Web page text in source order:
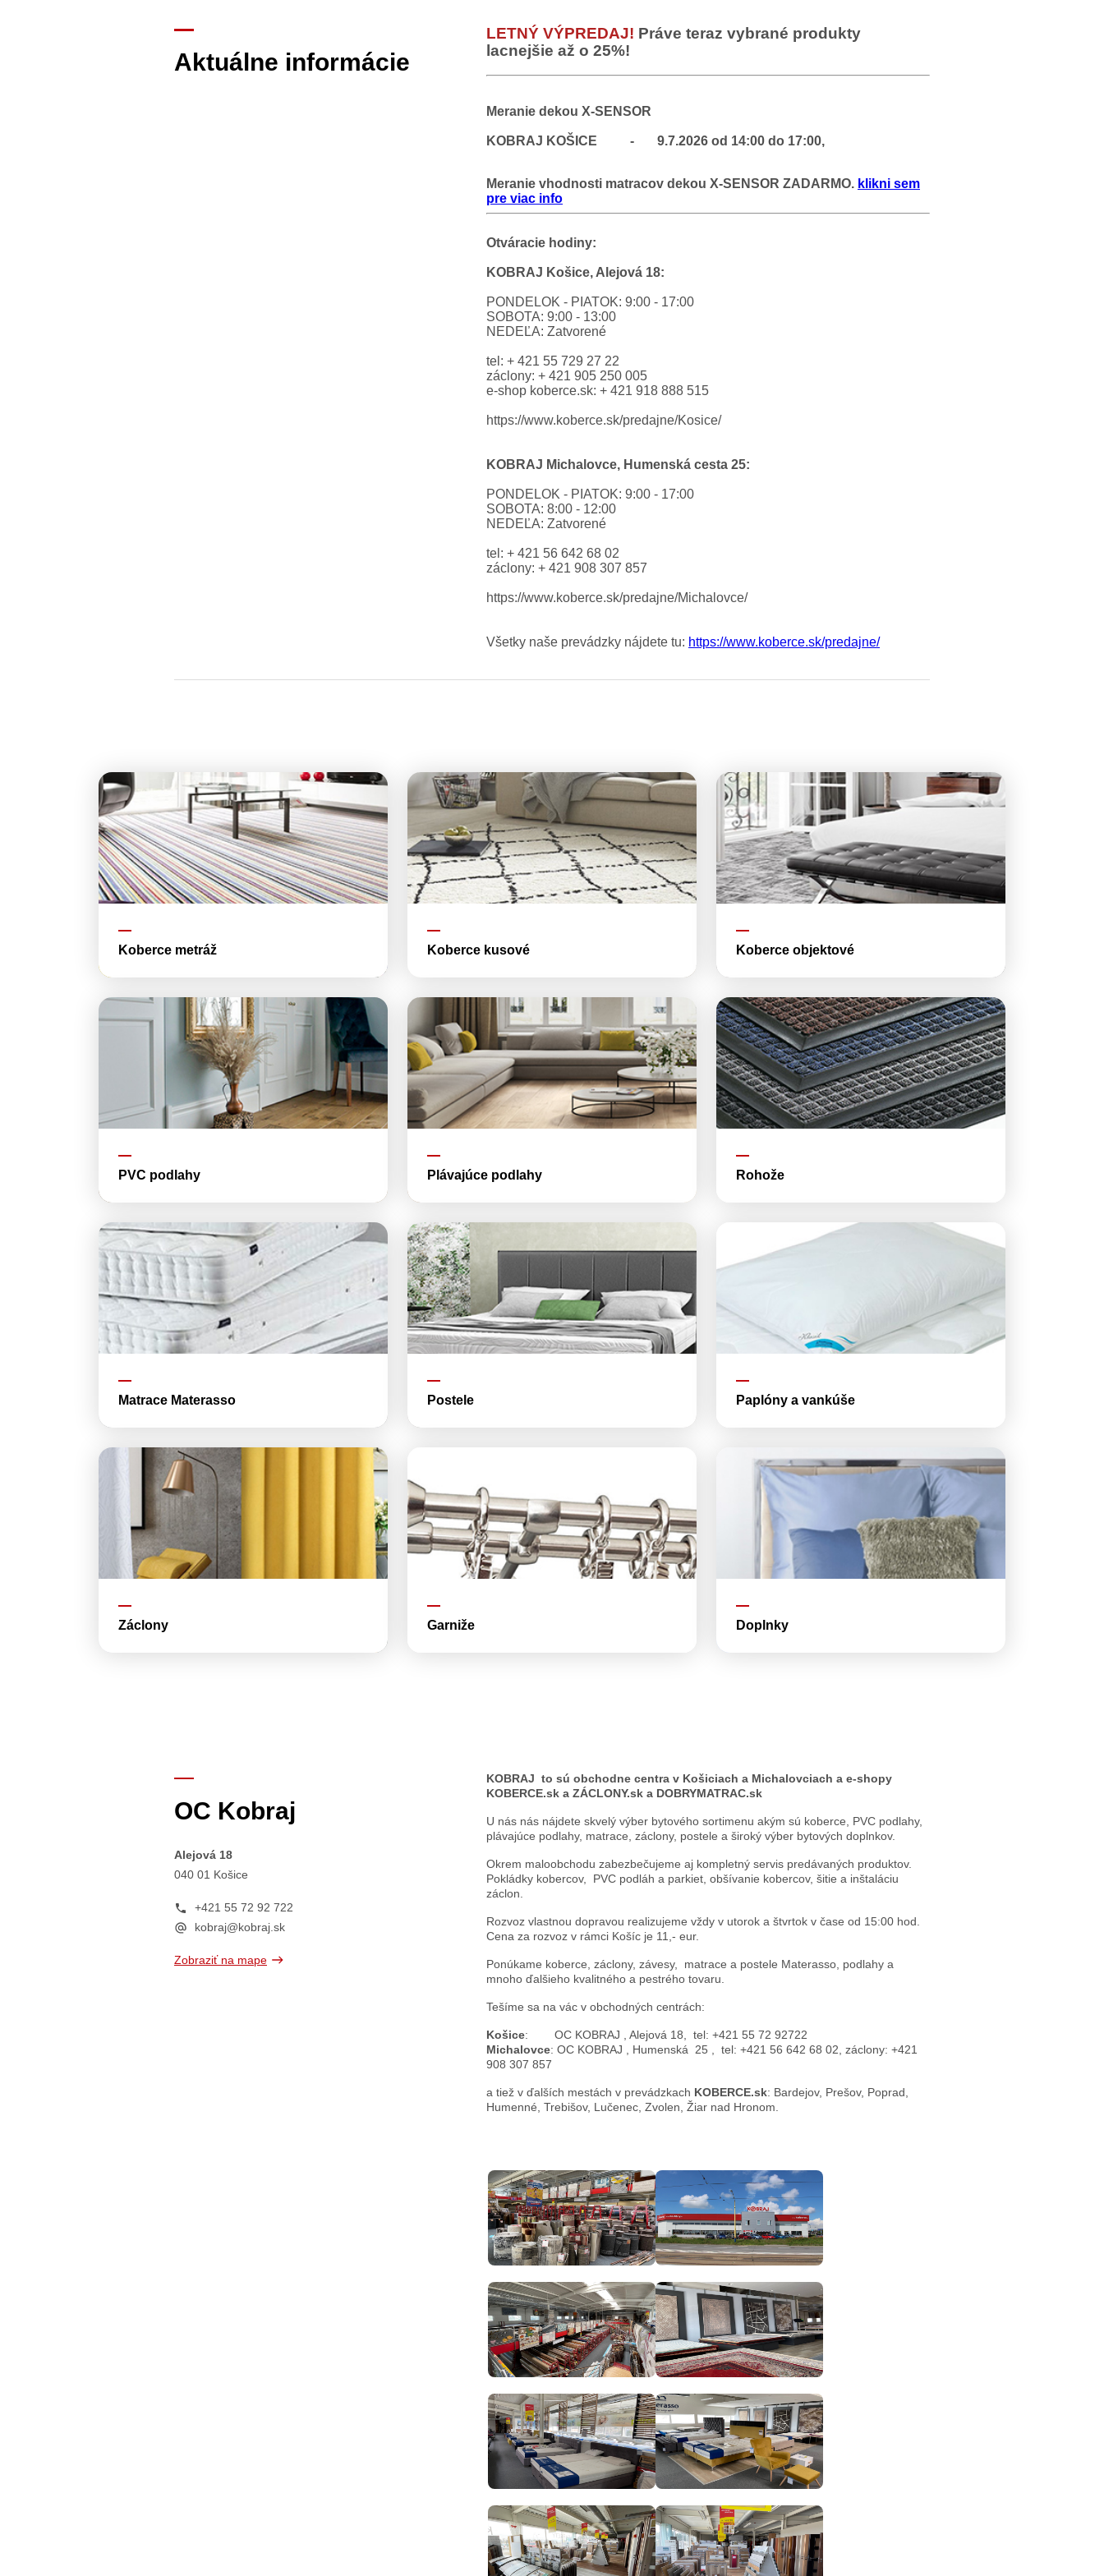
Aktuálne informácie
LETNÝ VÝPREDAJ! Práve teraz vybrané produkty
lacnejšie až o 25%!
Meranie dekou X-SENSOR
KOBRAJ KOŠICE - 9.7.2026 od 14:00 do 17:00,
Meranie vhodnosti matracov dekou X-SENSOR ZADARMO. klikni sem
pre viac info
Otváracie hodiny:
KOBRAJ Košice, Alejová 18:
PONDELOK - PIATOK: 9:00 - 17:00
SOBOTA: 9:00 - 13:00
NEDEĽA: Zatvorené
tel: + 421 55 729 27 22
záclony: + 421 905 250 005
e-shop koberce.sk: + 421 918 888 515
https://www.koberce.sk/predajne/Kosice/
KOBRAJ Michalovce, Humenská cesta 25:
PONDELOK - PIATOK: 9:00 - 17:00
SOBOTA: 8:00 - 12:00
NEDEĽA: Zatvorené
tel: + 421 56 642 68 02
záclony: + 421 908 307 857
https://www.koberce.sk/predajne/Michalovce/
Všetky naše prevádzky nájdete tu: https://www.koberce.sk/predajne/
Koberce metráž Koberce kusové Koberce objektové
PVC podlahy Plávajúce podlahy Rohože
Matrace Materasso Postele Paplóny a vankúše
Záclony Garniže Doplnky
OC Kobraj
Alejová 18
040 01 Košice
+421 55 72 92 722
kobraj@kobraj.sk
Zobraziť na mape
KOBRAJ to sú obchodne centra v Košiciach a Michalovciach a e-shopy
KOBERCE.sk a ZÁCLONY.sk a DOBRYMATRAC.sk
U nás nás nájdete skvelý výber bytového sortimenu akým sú koberce, PVC podlahy,
plávajúce podlahy, matrace, záclony, postele a široký výber bytových doplnkov.
Okrem maloobchodu zabezbečujeme aj kompletný servis predávaných produktov.
Pokládky kobercov, PVC podláh a parkiet, obšívanie kobercov, šitie a inštaláciu
záclon.
Rozvoz vlastnou dopravou realizujeme vždy v utorok a štvrtok v čase od 15:00 hod.
Cena za rozvoz v rámci Košíc je 11,- eur.
Ponúkame koberce, záclony, závesy, matrace a postele Materasso, podlahy a
mnoho ďalšieho kvalitného a pestrého tovaru.
Tešíme sa na vác v obchodných centrách:
Košice: OC KOBRAJ , Alejová 18, tel: +421 55 72 92722
Michalovce: OC KOBRAJ , Humenská 25 , tel: +421 56 642 68 02, záclony: +421
908 307 857
a tiež v ďalších mestách v prevádzkach KOBERCE.sk: Bardejov, Prešov, Poprad,
Humenné, Trebišov, Lučenec, Zvolen, Žiar nad Hronom.